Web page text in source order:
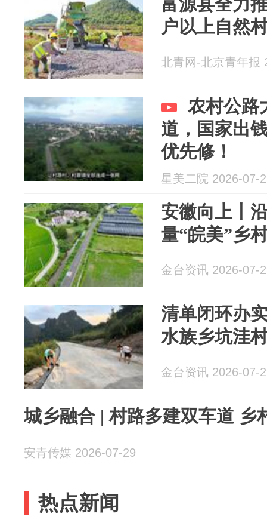
户以上自然
北青网-北京青年报
农村公路
道，国家出
优先修！
星美二院 2026-07-
安徽向上丨
量“皖美”乡
金台资讯 2026-07-
清单闭环办
水族乡坑洼
金台资讯 2026-07-
城乡融合 | 村路多建双车道 乡
安青传媒 2026-07-29
热点新闻